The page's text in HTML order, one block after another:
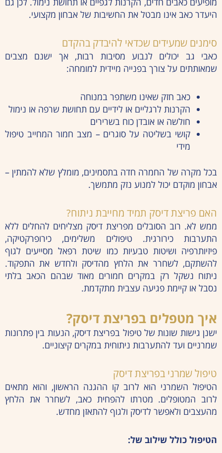
היעדר כאב אינו מבטל את החשיבות של אבחון מקצועי.
סימנים שמעידים שכדאי להיבדק בהקדם
כאבי גב יכולים לנבוע מסיבות רבות, אך ישנם מצבים
שמאותתים על צורך בפנייה מיידית למומחה:
כאב חזק שאינו משתפר במנוחה
הקרנות לרגליים או לידיים עם תחושת שרפה או נימול
חולשה או אובדן כוח בשרירים
קושי בשליטה על סוגרים – מצב חמור המחייב טיפול
מידי
בכל מקרה של החמרה חדה בתסמינים, מומלץ שלא להמתין –
אבחון מוקדם יכול למנוע נזק מתמשך.
האם פריצת דיסק תמיד מחייבת ניתוח?
ממש לא. רוב הסובלים מפריצת דיסק מצליחים להחלים ללא
התערבות כירורגית. טיפולים משלימים, כירופרקטיקה,
פיזיותרפיה ושיטות טבעיות כמו שיטת רפאל מסייעים לגוף
להשתקם, לשחרר את הלחץ מהדיסק ולחדש את התפקוד.
ניתוח נשקל רק במקרים חמורים מאוד שבהם הכאב בלתי
נסבל או קיימת פגיעה עצבית מתקדמת.
איך מטפלים בפריצת דיסק?
ישנן גישות שונות של טיפול בפריצת דיסק, הנעות בין פתרונות
שמרניים ועד להתערבות ניתוחית במקרים קיצוניים.
טיפול שמרני בפריצת דיסק
הטיפול השמרני הוא לרוב קו ההגנה הראשון, והוא מתאים
לרוב המטופלים. מטרתו להפחית כאב, לשחרר את הלחץ
מהעצבים ולאפשר לדיסק ולגוף להתאזן מחדש.
הטיפול כולל שילוב של: